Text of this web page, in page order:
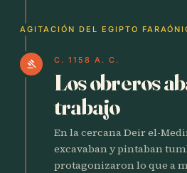
AGITACIÓN DEL EGIPTO
gavel C. 1158 A. C.
Los obreros
trabajo
En la cercana Deir el-
excavaban y pintaban
protagonizaron lo que a